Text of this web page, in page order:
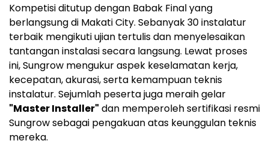
Kompetisi ditutup dengan Babak Final yang
berlangsung di Makati City. Sebanyak 30 instalatur
terbaik mengikuti ujian tertulis dan menyelesaikan
tantangan instalasi secara langsung. Lewat proses
ini, Sungrow mengukur aspek keselamatan kerja,
kecepatan, akurasi, serta kemampuan teknis
instalatur. Sejumlah peserta juga meraih gelar
"Master Installer" dan memperoleh sertifikasi resmi
Sungrow sebagai pengakuan atas keunggulan teknis
mereka.